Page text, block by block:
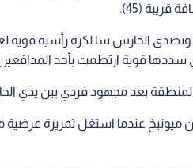
(45).
وتصدى الحارس سا لكرة رأسية قوية
قوية ارتطمت بأحد المداقعين
بعد مجهود فردي بين يدي
ميونيخ عندما استغل تمريرة عرضية